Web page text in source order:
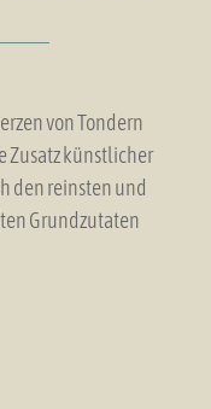
von Tondern
Zusatz künstlicher
den reinsten und
Grundzutaten